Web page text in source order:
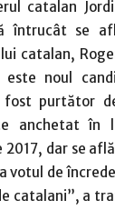
catalan
întrucât se
catalan,
noul
purtător
anchetat în
dar se
votul de
catalani”, a